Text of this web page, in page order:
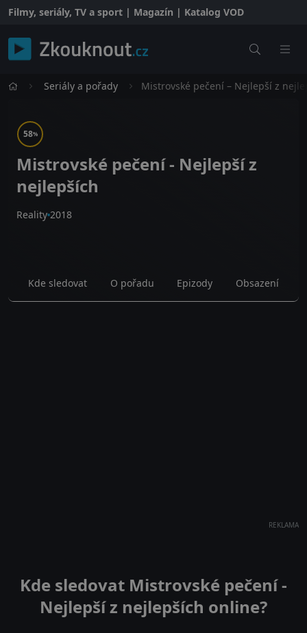
Filmy, seriály, TV a sport | Magazín | Katalog VOD
Seriály a pořady Mistrovské pečení – Nejlepší z
58%
Mistrovské pečení - Nejlepší z
nejlepších
Reality 2018
Kde sledovat O pořadu Epizody Obsazení
REKLAMA
Kde sledovat Mistrovské pečení -
Nejlepší z nejlepších online?